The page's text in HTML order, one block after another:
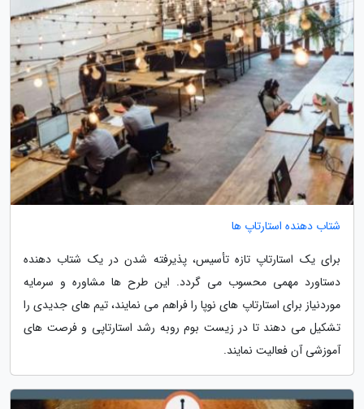
شتاب دهنده استارتاپ ها
برای یک استارتاپ تازه تأسیس، پذیرفته شدن در یک شتاب دهنده
دستاورد مهمی محسوب می گردد. این طرح ها مشاوره و سرمایه
موردنیاز برای استارتاپ های نوپا را فراهم می نمایند، تیم های جدیدی را
تشکیل می دهند تا در زیست بوم روبه رشد استارتاپی و فرصت های
آموزشی آن فعالیت نمایند.